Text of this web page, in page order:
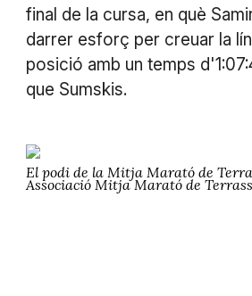
final de la cursa, en què
darrer esforç per creuar la
posició amb un temps
que Sumskis.
El podi de la Mitja Marató de
Associació Mitja Marató de